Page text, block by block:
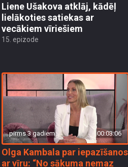
Liene Ušakova atklāj, kādēļ
lielākoties satiekas ar
vecākiem vīriešiem
15. epizode
pirms 3 gadiem 00:03:06
Olga Kambala par iepazīšanos
ar vīru: “No sākuma nemaz